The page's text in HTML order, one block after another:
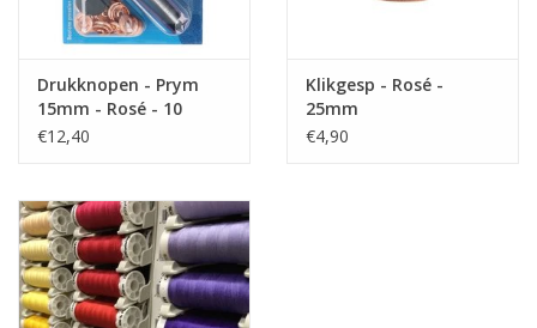
Spiraalkleur: rosé
Wil u schuivers bij de rits ontvangen, dan kan u hierkijken voor
ons aanbod!
Drukknopen - Prym
15mm - Rosé - 10
stuks
€12,40
Klikgesp - Rosé -
25mm
€4,90